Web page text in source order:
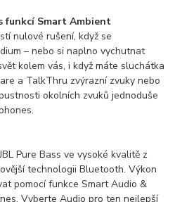
funkcí Smart Ambient
nulové rušení, když se
– nebo si naplno vychutnat
kolem vás, i když máte sluchátka
a TalkThru zvýrazní zvuky nebo
okolních zvuků jednoduše
Pure Bass ve vysoké kvalitě z
technologii Bluetooth. Výkon
pomocí funkce Smart Audio &
Vyberte Audio pro ten nejlepší